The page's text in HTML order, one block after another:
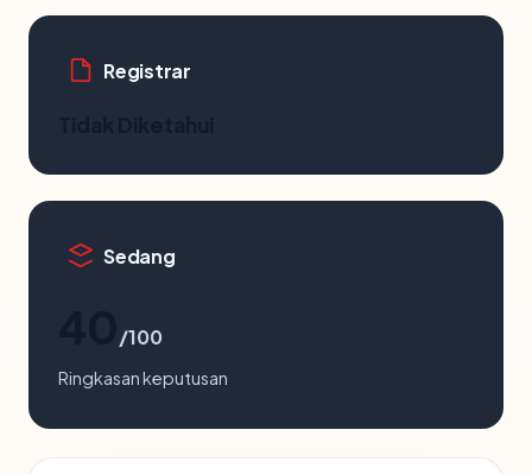
Registrar
Sedang
/100
Ringkasan keputusan